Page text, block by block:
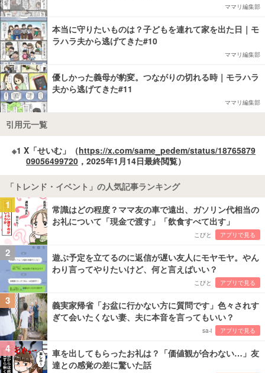
ママリ編集部
本当に守りたいものは？子どもを連れて家を出た日｜モ
ラハラ夫から逃げてきた#10
ママリ編集部
優しかった義母が豹変。つながりの切れる時｜モラハラ
夫から逃げてきた#11
ママリ編集部
引用元一覧
※1 X「せいむ」（https://x.com/same_pedem/status/18765879
09056499720 ，2025年1月14日最終閲覧）
「トレンド・イベント」の人気記事ランキング
1
常識はどの程度？ママ友の車で遠出、ガソリン代相当の
お礼について「現金で渡す」「飲食すべて出す」
こびと アプリで見る
2
遊ぶ予定を立てるのに返信が遅い友人にモヤモヤ。やん
わり言ってやりたいけど、何と言えばいい？
こびと アプリで見る
3
義実家帰省「お盆に行かない方に質問です」色々されす
ぎて会いたくない妻、夫に本音を言ってもいい？
sa-i アプリで見る
4
車を出してもらったお礼は？「価値観が合わない…」友
達との感覚の差に驚いた話